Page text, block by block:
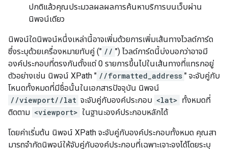
ปกติแล้วคุณประมวลผลผลการค้นหาบริการบนเว็บผ่าน
นิพจน์เดียว
นิพจน์ใดนิพจน์หนึ่งเหล่านี้อาจเพิ่มด้วยการเพิ่มเส้นทางไวลด์การ์ด
ซึ่งระบุด้วยเครื่องหมายทับคู่ (" // ") ไวลด์การ์ดนี้บ่งบอกว่าอาจมี
องค์ประกอบที่ตรงกันตั้งแต่ 0 รายการขึ้นไปในเส้นทางที่แทรกอยู่
ตัวอย่างเช่น นิพจน์ XPath " //formatted_address " จะจับคู่กับ
โหนดทั้งหมดที่มีชื่อนั้นในเอกสารปัจจุบัน นิพจน์
//viewport//lat จะจับคู่กับองค์ประกอบ <lat> ทั้งหมดที่
ติดตาม <viewport> ในฐานะองค์ประกอบหลักได้
โดยค่าเริ่มต้น นิพจน์ XPath จะจับคู่กับองค์ประกอบทั้งหมด คุณสา
มารถจํากัดนิพจน์ให้จับคู่กับองค์ประกอบที่เฉพาะเจาะจงได้โดยระบุ